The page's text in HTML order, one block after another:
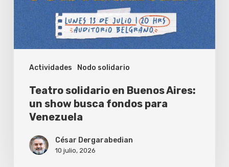
Actividades Nodo solidario
fondos
para
Venezuela
Teatro solidario en Buenos Aires:
un show busca fondos para
Venezuela
César Dergarabedian
10 julio, 2026